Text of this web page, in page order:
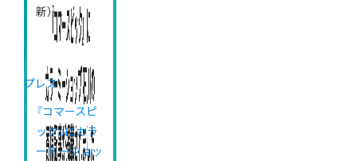
新）
プレス
『コマースピ
ック』にカラ
ーミーショッ